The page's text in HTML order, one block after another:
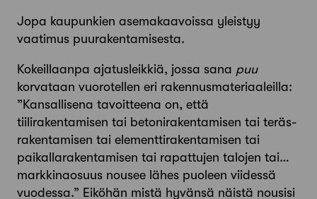
Jopa kaupunkien asemakaavoissa yleistyy
vaatimus puu­rakentamisesta.
Kokeillaanpa ajatusleikkiä, jossa sana puu
korvataan vuorotellen eri rakennusmateriaaleilla:
”Kansallisena tavoitteena on, että
tiilirakentamisen tai betonirakentamisen tai teräs­
rakentamisen tai elementtirakentamisen tai
paikallarakentamisen tai rapattujen talojen tai…
markkinaosuus nousee lähes puoleen viidessä
vuodessa.” Eiköhän mistä hyvänsä näistä nousisi